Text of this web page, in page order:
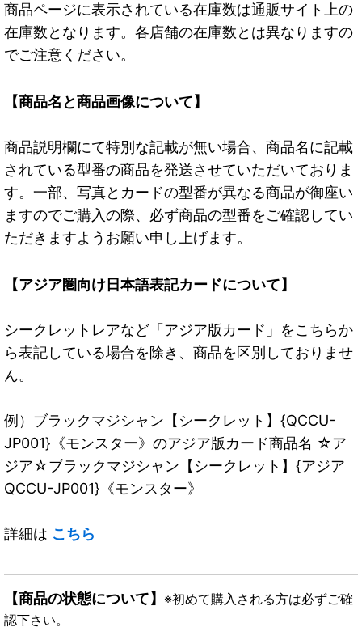
商品ページに表示されている在庫数は通販サイト上の
在庫数となります。各店舗の在庫数とは異なりますの
でご注意ください。
【商品名と商品画像について】
商品説明欄にて特別な記載が無い場合、商品名に記載
されている型番の商品を発送させていただいておりま
す。一部、写真とカードの型番が異なる商品が御座い
ますのでご購入の際、必ず商品の型番をご確認してい
ただきますようお願い申し上げます。
【アジア圏向け日本語表記カードについて】
シークレットレアなど「アジア版カード」をこちらか
ら表記している場合を除き、商品を区別しておりませ
ん。
例）ブラックマジシャン【シークレット】{QCCU-
JP001}《モンスター》のアジア版カード商品名 ☆ア
ジア☆ブラックマジシャン【シークレット】{アジア
QCCU-JP001}《モンスター》
詳細は こちら
【商品の状態について】 ※初めて購入される方は必ずご確
認下さい。